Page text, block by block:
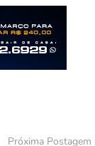
Próxima Postagem